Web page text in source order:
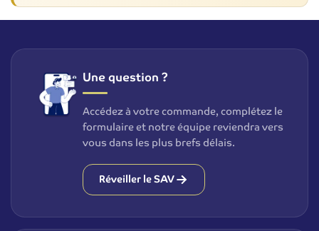
Une question ?
Accédez à votre commande, complétez le
formulaire et notre équipe reviendra vers
vous dans les plus brefs délais.
Réveiller le SAV